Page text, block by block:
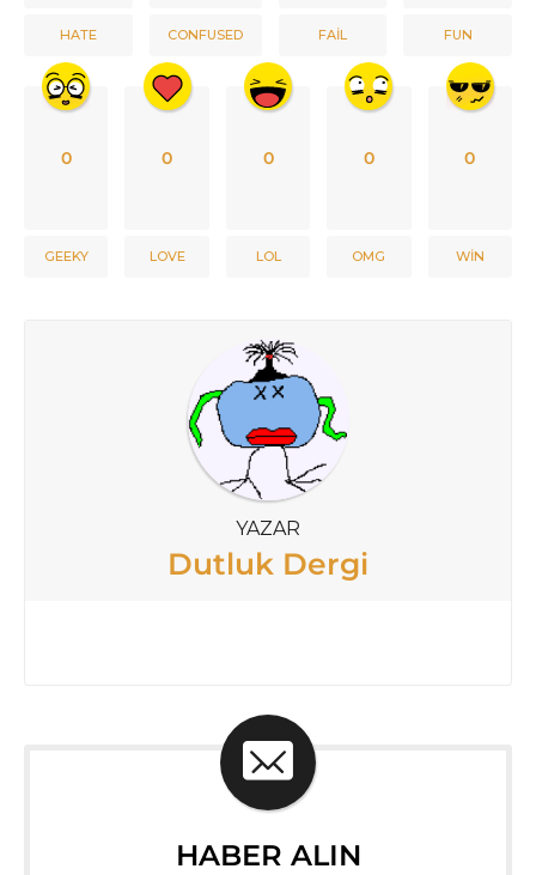
HATE CONFUSED FAIL FUN
0
GEEKY
0
LOVE
0
LOL
0
OMG
0
WIN
YAZAR
Dutluk Dergi
HABER ALIN